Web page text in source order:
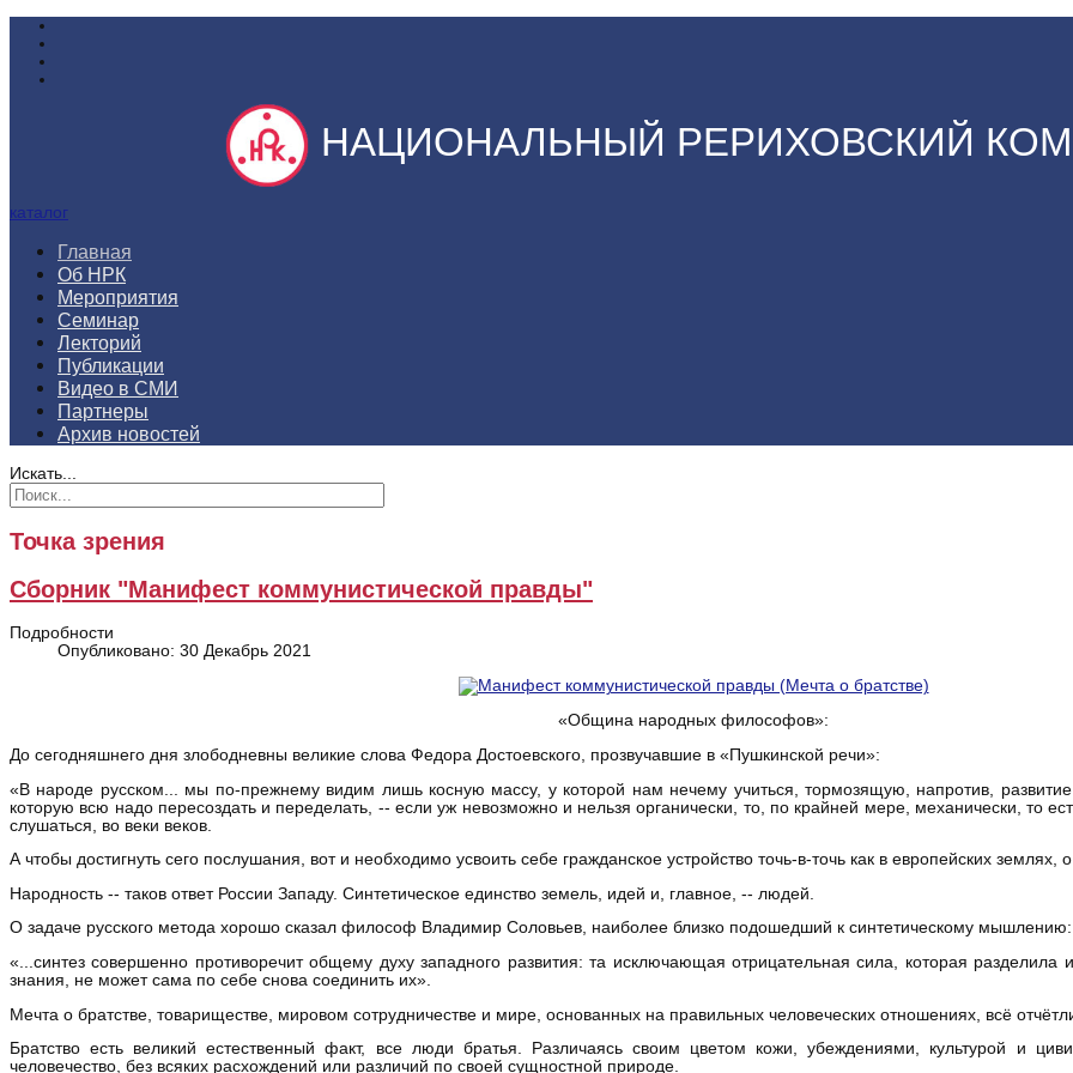
НАЦИОНАЛЬНЫЙ РЕРИХОВСКИЙ
каталог
Главная
Об НРК
Мероприятия
Семинар
Лекторий
Публикации
Видео в СМИ
Партнеры
Архив новостей
Искать...
Точка зрения
Сборник "Манифест коммунистической правды"
Подробности
Опубликовано: 30 Декабрь 2021
«Община народных философов»:
До сегодняшнего дня злободневны великие слова Федора Достоевского, прозвучавшие в «Пушкинской речи»:
«В народе русском... мы по-прежнему видим лишь косную массу, у которой нам нечему учиться, тормозящую, напротив,
которую всю надо пересоздать и переделать, -- если уж невозможно и нельзя органически, то, по крайней мере, механически, то
слушаться, во веки веков.
А чтобы достигнуть сего послушания, вот и необходимо усвоить себе гражданское устройство точь-в-точь как в европейских
Народность -- таков ответ России Западу. Синтетическое единство земель, идей и, главное, -- людей.
О задаче русского метода хорошо сказал философ Владимир Соловьев, наиболее близко подошедший к синтетическому мышлению:
«...синтез совершенно противоречит общему духу западного развития: та исключающая отрицательная сила, которая
знания, не может сама по себе снова соединить их».
Мечта о братстве, товариществе, мировом сотрудничестве и мире, основанных на правильных человеческих отношениях, всё
Братство есть великий естественный факт, все люди братья. Различаясь своим цветом кожи, убеждениями, культурой и
человечество, без всяких расхождений или различий по своей сущностной природе.